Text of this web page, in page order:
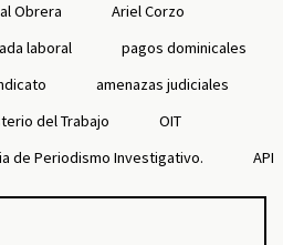
Obrera
Ariel Corzo
laboral
pagos dominicales
amenazas judiciales
del Trabajo
OIT
de Periodismo Investigativo. API